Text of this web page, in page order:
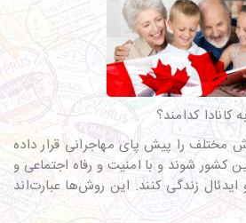
کدامند؟
مهاجرت کانادا 8 روش مختلف را پیش پای مهاجرانی قرار داده
کشور شوند و با امنیت و رفاه اجتماعی و
زندگی کنند. این روش‌ها عبارت‌اند